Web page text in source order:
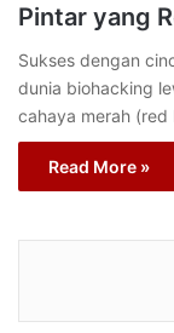
Pintar yang
Sukses dengan
dunia biohacking
cahaya merah
Read More »